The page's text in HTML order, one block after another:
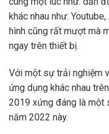
khác nhau như:
hình cũng rất mượt mà
ngay trên thiết bị.
Với một sự trải nghiệm
ứng dụng khác nhau
2019 xứng đáng là một
năm 2022 này.